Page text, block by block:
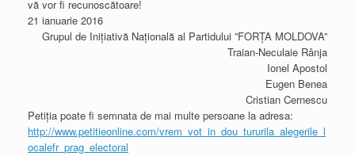
vă vor fi recunoscătoare!
21 ianuarie 2016
Grupul de Inițiativă Națională al Partidului ”FORȚA MOLDOVA”
Traian-Neculaie Rânja
Ionel Apostol
Eugen Benea
Cristian Cernescu
Petiţia poate fi semnata de mai multe persoane la adresa:
http://www.petitieonline.com/vrem_vot_in_dou_tururila_alegerile_l
ocalefr_prag_electoral